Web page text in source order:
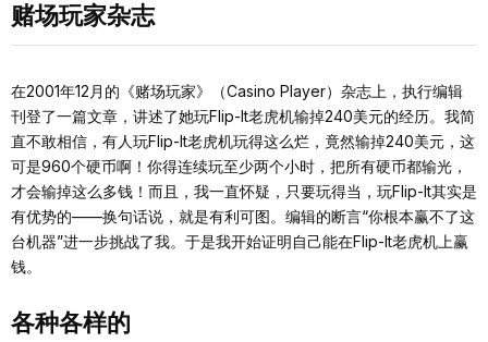
赌场玩家杂志
在2001年12月的《赌场玩家》（Casino Player）杂志上，执行编辑
刊登了一篇文章，讲述了她玩Flip-It老虎机输掉240美元的经历。我简
直不敢相信，有人玩Flip-It老虎机玩得这么烂，竟然输掉240美元，这
可是960个硬币啊！你得连续玩至少两个小时，把所有硬币都输光，
才会输掉这么多钱！而且，我一直怀疑，只要玩得当，玩Flip-It其实是
有优势的——换句话说，就是有利可图。编辑的断言“你根本赢不了这
台机器”进一步挑战了我。于是我开始证明自己能在Flip-It老虎机上赢
钱。
各种各样的